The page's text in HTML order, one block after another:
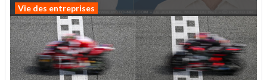
Vie des entreprises